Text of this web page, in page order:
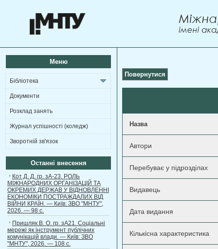
Меню
Бібліотека
Документи
Розклад занять
Журнал успішності (коледж)
Зворотній зв'язок
Останні внесення
Кот Д. Д. гр. зА-23. РОЛЬ
МІЖНАРОДНИХ ОРГАНІЗАЦІЙ ТА
ОКРЕМИХ ДЕРЖАВ У ВІДНОВЛЕННІ
ЕКОНОМІКИ ПОСТРАЖДАЛИХ ВІД
ВІЙНИ КРАЇН. — Київ: ЗВО "МНТУ",
2026. — 98 с.
Пришляк В. О. гр. зА21. Соціальні
мережі як інструмент публічних
комунікацій влади. — Київ: ЗВО
"МНТУ", 2026. — 108 с.
Повернутися
Назва
Автори
Перебуває у підрозділах
Видавець
Дата видання
Кількісна характеристика